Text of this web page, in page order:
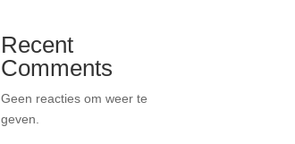
Recent
Comments
Geen reacties om weer te
geven.